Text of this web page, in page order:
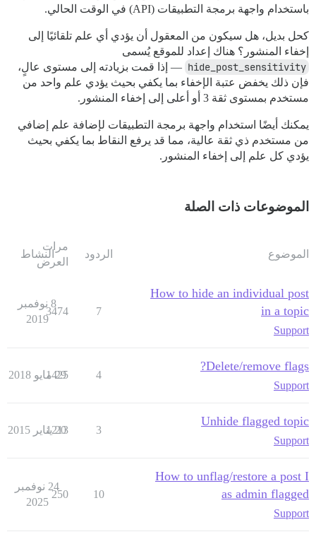
باستخدام واجهة برمجة التطبيقات (API) في الوقت الحالي.
كحل بديل، هل سيكون من المعقول أن يؤدي أي علم تلقائيًا إلى
إخفاء المنشور؟ هناك إعداد للموقع يُسمى
hide_post_sensitivity — إذا قمت بزيادته إلى مستوى عالٍ،
فإن ذلك يخفض عتبة الإخفاء بما يكفي بحيث يؤدي علم واحد من
مستخدم بمستوى ثقة 3 أو أعلى إلى إخفاء المنشور.
يمكنك أيضًا استخدام واجهة برمجة التطبيقات لإضافة علم إضافي
من مستخدم ذي ثقة عالية، مما قد يرفع النقاط بما يكفي بحيث
يؤدي كل علم إلى إخفاء المنشور.
الموضوعات ذات الصلة
الموضوع الردود
مرات
العرض
النشاط
How to hide an individual post
in a topic
Support
7
3474
8 نوفمبر
2019
Delete/remove flags?
Support
4
1425
29 مايو 2018
Unhide flagged topic
Support
3
1213
20 يناير 2015
How to unflag/restore a post I
as admin flagged
Support
10
250
24 نوفمبر
2025